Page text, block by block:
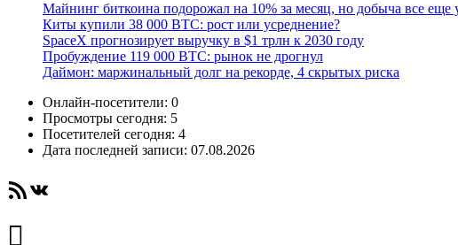
Майнинг биткоина подорожал на 10% за месяц, но добыча все еще
Киты купили 38 000 BTC: рост или усреднение?
SpaceX прогнозирует выручку в $1 трлн к 2030 году
Пробуждение 119 000 BTC: рынок не дрогнул
Даймон: маржинальный долг на рекорде, 4 скрытых риска
Онлайн-посетители: 0
Просмотры сегодня: 5
Посетителей сегодня: 4
Дата последней записи: 07.08.2026
RSS-лентаВКонтакте